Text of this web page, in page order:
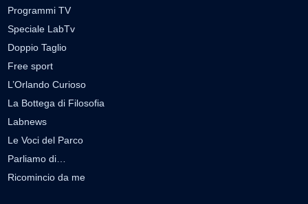
Programmi TV
Speciale LabTv
Doppio Taglio
Free sport
L’Orlando Curioso
La Bottega di Filosofia
Labnews
Le Voci del Parco
Parliamo di…
Ricomincio da me